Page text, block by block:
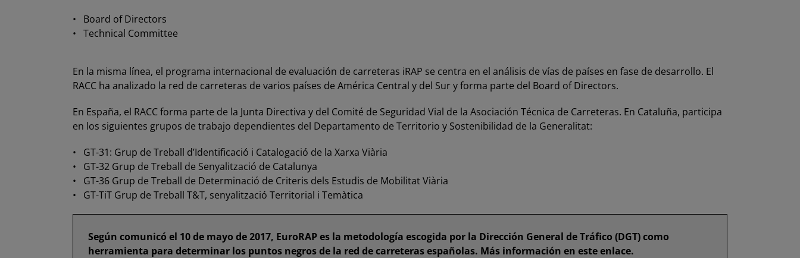
• Board of Directors
• Technical Committee
En la misma línea, el programa internacional de evaluación de carreteras iRAP se centra en el análisis de vías de países en fase de desarrollo. El
RACC ha analizado la red de carreteras de varios países de América Central y del Sur y forma parte del Board of Directors.
En España, el RACC forma parte de la Junta Directiva y del Comité de Seguridad Vial de la Asociación Técnica de Carreteras. En Cataluña, participa
en los siguientes grupos de trabajo dependientes del Departamento de Territorio y Sostenibilidad de la Generalitat:
• GT-31: Grup de Treball d’Identificació i Catalogació de la Xarxa Viària
• GT-32 Grup de Treball de Senyalització de Catalunya
• GT-36 Grup de Treball de Determinació de Criteris dels Estudis de Mobilitat Viària
• GT-TiT Grup de Treball T&T, senyalització Territorial i Temàtica
Según comunicó el 10 de mayo de 2017, EuroRAP es la metodología escogida por la Dirección General de Tráfico (DGT) como
herramienta para determinar los puntos negros de la red de carreteras españolas. Más información en este enlace.